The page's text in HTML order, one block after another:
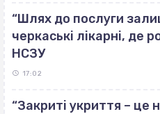
“Шлях до послуги
черкаські лікарні, де
НСЗУ
17:02
“Закриті укриття – це